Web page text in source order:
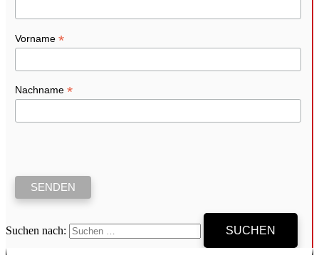
Vorname *
Nachname *
Suchen nach: